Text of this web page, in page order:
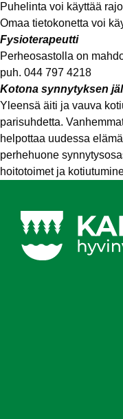
Puhelinta voi käyttää
Omaa tietokonetta voi
Fysioterapeutti
Perheosastolla on
puh. 044 797 4218
Kotona synnytyksen
Yleensä äiti ja vauva
parisuhdetta.
helpottaa uudessa
perhehuone
hoitotoimet ja